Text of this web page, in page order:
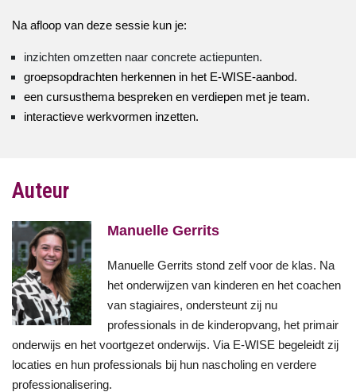
Na afloop van deze sessie kun je:
inzichten omzetten naar concrete actiepunten.
groepsopdrachten herkennen in het E-WISE-aanbod.
een cursusthema bespreken en verdiepen met je team.
interactieve werkvormen inzetten.
Auteur
Manuelle Gerrits
Manuelle Gerrits stond zelf voor de klas. Na
het onderwijzen van kinderen en het coachen
van stagiaires, ondersteunt zij nu
professionals in de kinderopvang, het primair
onderwijs en het voortgezet onderwijs. Via E-WISE begeleidt zij
locaties en hun professionals bij hun nascholing en verdere
professionalisering.